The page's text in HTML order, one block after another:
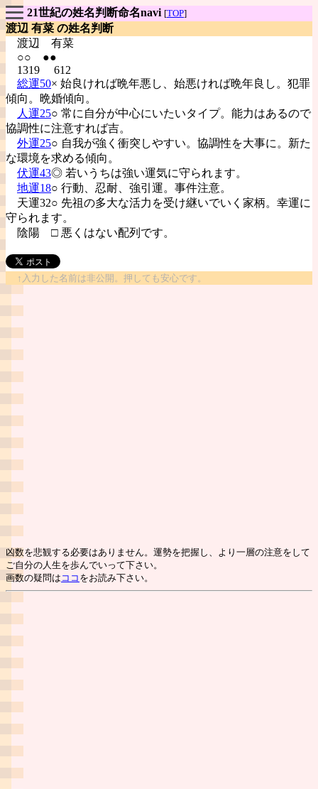
21世紀の姓名判断命名navi [TOP]
渡辺 有菜 の姓名判断
渡辺 有菜
○○ ●●
1319 612
総運50× 始良ければ晩年悪し、始悪ければ晩年良し。犯罪
傾向。晩婚傾向。
人運25○ 常に自分が中心にいたいタイプ。能力はあるので
協調性に注意すれば吉。
外運25○ 自我が強く衝突しやすい。協調性を大事に。新た
な環境を求める傾向。
伏運43◎ 若いうちは強い運気に守られます。
地運18○ 行動、忍耐、強引運。事件注意。
天運32○ 先祖の多大な活力を受け継いでいく家柄。幸運に
守られます。
陰陽 □ 悪くはない配列です。
↑入力した名前は非公開。押しても安心です。
凶数を悲観する必要はありません。運勢を把握し、より一層の注意をして
ご自分の人生を歩んでいって下さい。
画数の疑問は ココ をお読み下さい。